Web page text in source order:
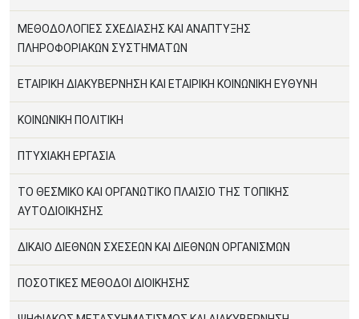
ΜΕΘΟΔΟΛΟΓΙΕΣ ΣΧΕΔΙΑΣΗΣ ΚΑΙ ΑΝΑΠΤΥΞΗΣ
ΠΛΗΡΟΦΟΡΙΑΚΩΝ ΣΥΣΤΗΜΑΤΩΝ
ΕΤΑΙΡΙΚΗ ΔΙΑΚΥΒΕΡΝΗΣΗ ΚΑΙ ΕΤΑΙΡΙΚΗ ΚΟΙΝΩΝΙΚΗ ΕΥΘΥΝΗ
ΚΟΙΝΩΝΙΚΗ ΠΟΛΙΤΙΚΗ
ΠΤΥΧΙΑΚΗ ΕΡΓΑΣΙΑ
ΤΟ ΘΕΣΜΙΚΟ ΚΑΙ ΟΡΓΑΝΩΤΙΚΟ ΠΛΑΙΣΙΟ ΤΗΣ ΤΟΠΙΚΗΣ
ΑΥΤΟΔΙΟΙΚΗΣΗΣ
ΔΙΚΑΙΟ ΔΙΕΘΝΩΝ ΣΧΕΣΕΩΝ ΚΑΙ ΔΙΕΘΝΩΝ ΟΡΓΑΝΙΣΜΩΝ
ΠΟΣΟΤΙΚΕΣ ΜΕΘΟΔΟΙ ΔΙΟΙΚΗΣΗΣ